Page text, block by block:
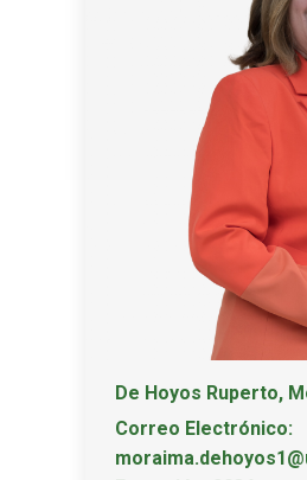
De Hoyos Ruperto,
Correo Electrónico: